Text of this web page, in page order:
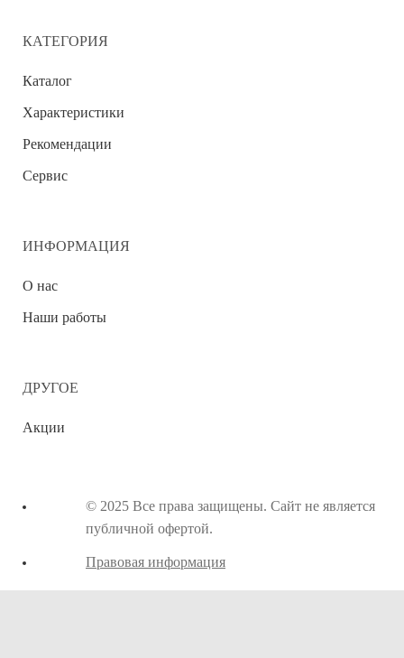
КАТЕГОРИЯ
Каталог
Характеристики
Рекомендации
Сервис
ИНФОРМАЦИЯ
О нас
Наши работы
ДРУГОЕ
Акции
© 2025 Все права защищены. Сайт не является
публичной офертой.
Правовая информация